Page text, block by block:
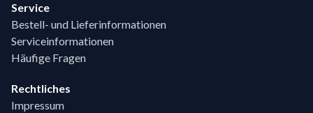
Service
Bestell- und Lieferinformationen
Serviceinformationen
Häufige Fragen
Rechtliches
Impressum